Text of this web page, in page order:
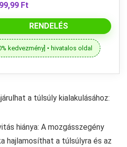
Ft
RENDELÉS
kedvezmény] • hivatalos oldal
a túlsúly kialakulásához:
hiánya: A mozgásszegény
hajlamosíthat a túlsúlyra és az